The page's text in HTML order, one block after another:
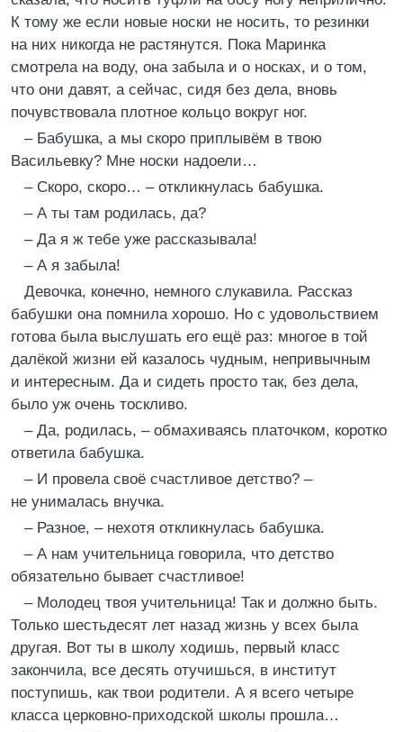
К тому же если новые носки не носить, то резинки
на них никогда не растянутся. Пока Маринка
смотрела на воду, она забыла и о носках, и о том,
что они давят, а сейчас, сидя без дела, вновь
почувствовала плотное кольцо вокруг ног.
– Бабушка, а мы скоро приплывём в твою
Васильевку? Мне носки надоели…
– Скоро, скоро… – откликнулась бабушка.
– А ты там родилась, да?
– Да я ж тебе уже рассказывала!
– А я забыла!
Девочка, конечно, немного слукавила. Рассказ
бабушки она помнила хорошо. Но с удовольствием
готова была выслушать его ещё раз: многое в той
далёкой жизни ей казалось чудным, непривычным
и интересным. Да и сидеть просто так, без дела,
было уж очень тоскливо.
– Да, родилась, – обмахиваясь платочком, коротко
ответила бабушка.
– И провела своё счастливое детство? –
не унималась внучка.
– Разное, – нехотя откликнулась бабушка.
– А нам учительница говорила, что детство
обязательно бывает счастливое!
– Молодец твоя учительница! Так и должно быть.
Только шестьдесят лет назад жизнь у всех была
другая. Вот ты в школу ходишь, первый класс
закончила, все десять отучишься, в институт
поступишь, как твои родители. А я всего четыре
класса церковно-приходской школы прошла…